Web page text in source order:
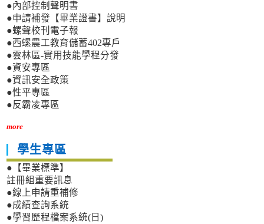
●內部控制聲明書
●申請補發【畢業證書】說明
●螺聲校刊電子報
●西螺農工教育儲蓄402專戶
●雲林區-實用技能學程分發
●資安專區
●資訊安全政策
●性平專區
●反霸凌專區
more
學生專區
●【畢業標準】
註冊組重要訊息
●線上申請重補修
●成績查詢系統
●學習歷程檔案系統(日)